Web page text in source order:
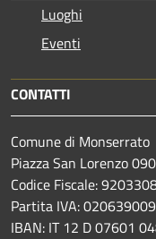
Luoghi
Eventi
CONTATTI
Comune di Monserrato
Piazza San Lorenzo
Codice Fiscale:
Partita IVA:
IBAN: IT 12 D 07601